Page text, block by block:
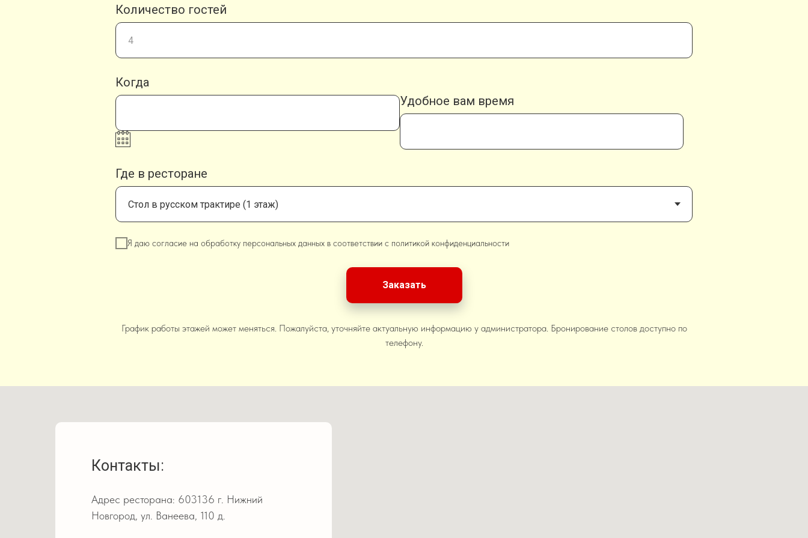
Количество гостей
Когда
Удобное вам время
Где в ресторане
Я даю согласие на обработку персональных данных в соответствии с политикой конфиденциальности
Заказать
График работы этажей может меняться. Пожалуйста, уточняйте актуальную информацию у администратора. Бронирование столов доступно по
телефону.
Контакты:
Адрес ресторана: 603136 г. Нижний
Новгород, ул. Ванеева, 110 д.